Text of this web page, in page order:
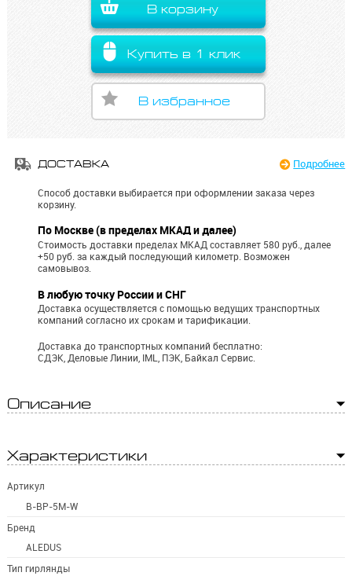
В корзину
Купить в 1 клик
В избранное
ДОСТАВКА Подробнее
Способ доставки выбирается при оформлении заказа через
корзину.
По Москве (в пределах МКАД и далее)
Стоимость доставки пределах МКАД составляет 580 руб., далее
+50 руб. за каждый последующий километр. Возможен
самовывоз.
В любую точку России и СНГ
Доставка осуществляется с помощью ведущих транспортных
компаний согласно их срокам и тарификации.
Доставка до транспортных компаний бесплатно:
СДЭК, Деловые Линии, IML, ПЭК, Байкал Сервис.
Описание
Характеристики
Артикул
B-BP-5M-W
Бренд
ALEDUS
Тип гирлянды